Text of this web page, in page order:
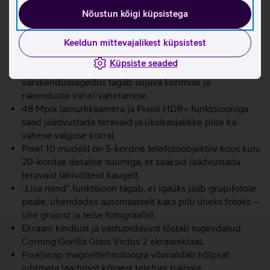
Nõustun kõigi küpsistega
Keeldun mittevajalikest küpsistest
Küpsiste seaded
ja selle kohta kohe abi saada.
Kiirust ja sujuvust tagab võimas Google Tensor G5 kiip,
mis on loodud toimima Google’i täiustatud AI’ga ja 12 GB
6,3-tolline 3000-nitti eredusega Actua ekraan on terav
ja selge ka otsese päikesevalguse käes. 120 Hz
värskendussagedus tagab sujuva kerimise ja
rakenduste vahel vahetamise.
48 Mpix lainurkkaamera ja Pixeli HDR+ funktsiooniga
saad jäädvustada teravaid ja üksikasjalikke pilte ka
vähese valguse korral.
Pixel 10 mudelil on 5-kordne telefotoobjektiiv koos kuni
20-kordse detailse suumiga, et saaksid jäädvustada
teravaid lähivõtteid kaugelt.
„Lisa mind“ funktsioon tagab, et igaüks jääb grupifotole
peale, ühendades automaatselt kaks pilti üheks fotoks –
ühe grupist ja teise fotograafist.
Ekraani kindlust ja vastupidavust tõstab tugevdatud
Corning Gorilla Glass Victus 2 ekraaniklaas.
Pixelsnap magnettehnoloogia võimaldab hõlpsat
juhtmeta laadimist kõigest telefoni paigale